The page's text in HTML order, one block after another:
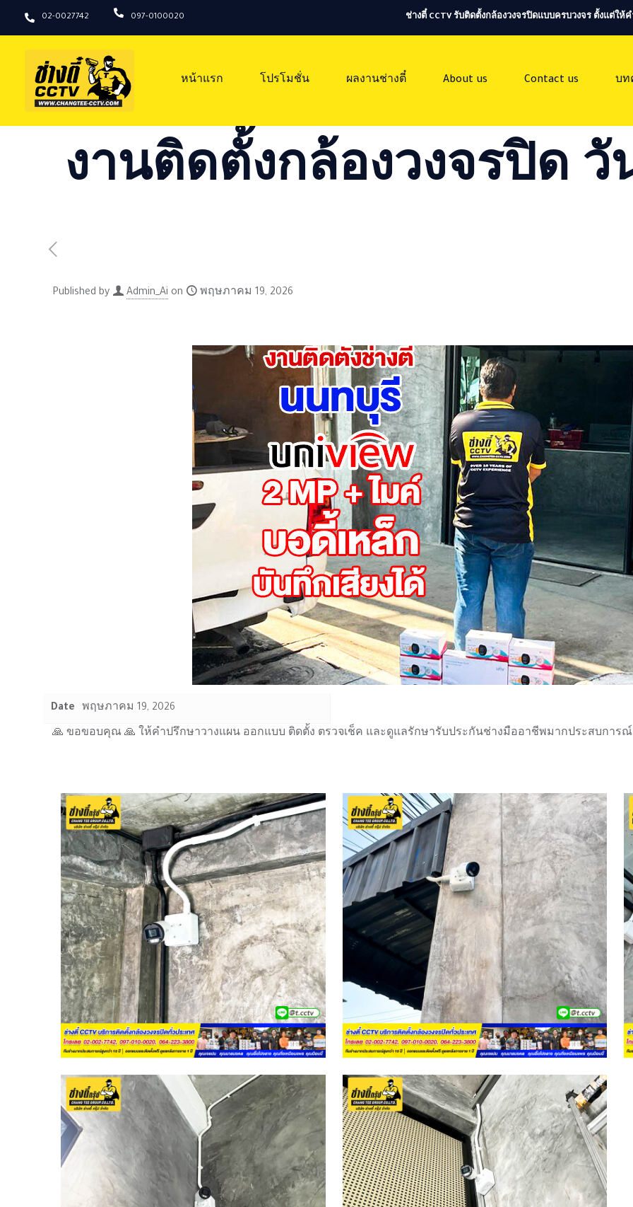
02-0027742 097-0100020 ช่างตี๋ CCTV รับติดตั้งกล้องวงจรปิดแบบครบวงจร ตั้งแต่
หน้าแรก โปรโมชั่น ผลงานช่างตี๋ About us Contact us บท
งานติดตั้งกล้องวงจรปิด วั
Published by Admin_Ai on พฤษภาคม 19, 2026
Date พฤษภาคม 19, 2026
🙏 ขอขอบคุณ 🙏 ให้คำปรึกษาวางแผน ออกแบบ ติดตั้ง ตรวจเช็ค และดูแลรักษารับประกันช่างมืออาชีพมากประสบการณ์